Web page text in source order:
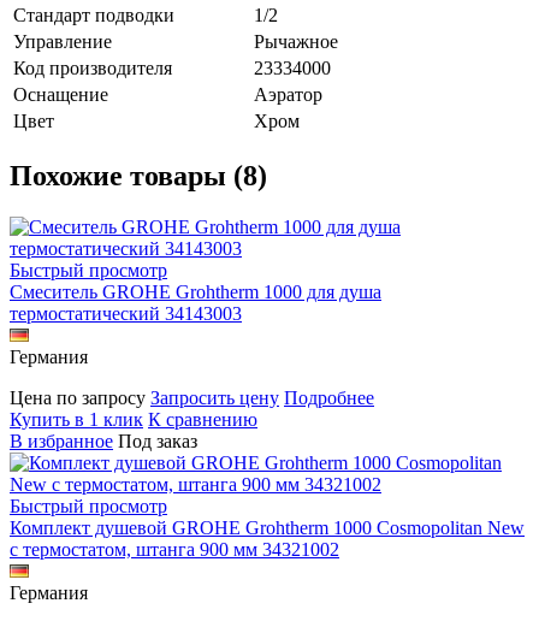
Стандарт подводки
1/2
Управление
Рычажное
Код производителя
23334000
Оснащение
Аэратор
Цвет
Хром
Похожие товары (8)
Быстрый просмотр
Смеситель GROHE Grohtherm 1000 для душа
термостатический 34143003
Германия
Цена по запросу Запросить цену Подробнее
Купить в 1 клик К сравнению
В избранное Под заказ
Быстрый просмотр
Комплект душевой GROHE Grohtherm 1000 Cosmopolitan New
с термостатом, штанга 900 мм 34321002
Германия